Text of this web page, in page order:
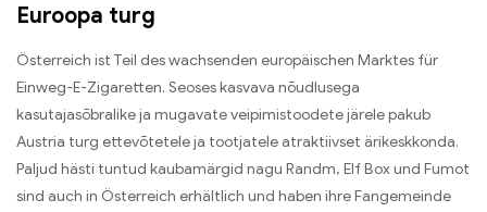
Euroopa turg
Österreich ist Teil des wachsenden europäischen Marktes für
Einweg-E-Zigaretten. Seoses kasvava nõudlusega
kasutajasõbralike ja mugavate veipimistoodete järele pakub
Austria turg ettevõtetele ja tootjatele atraktiivset ärikeskkonda.
Paljud hästi tuntud kaubamärgid nagu Randm, Elf Box und Fumot
sind auch in Österreich erhältlich und haben ihre Fangemeinde